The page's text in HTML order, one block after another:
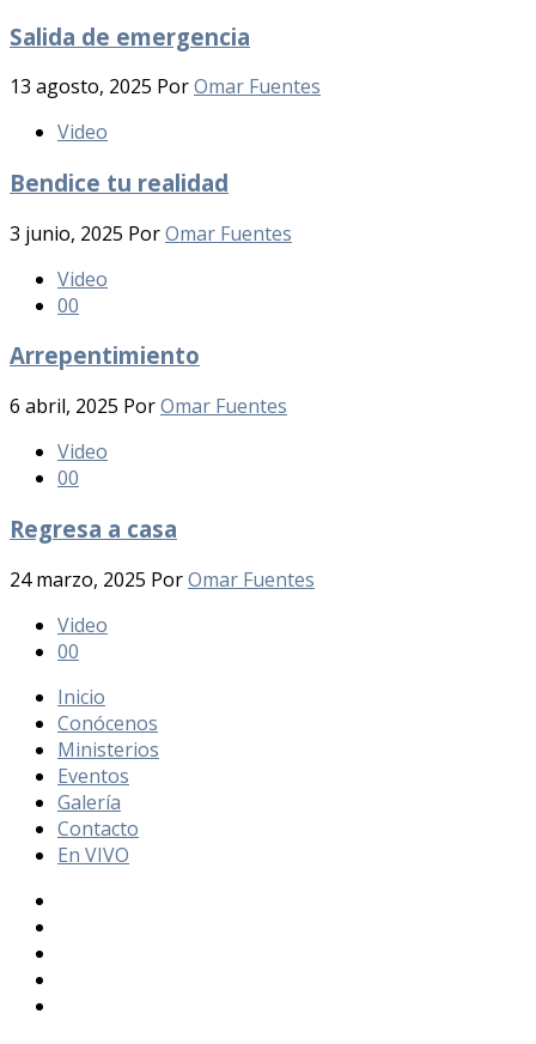
Salida de emergencia
13 agosto, 2025 PorOmar Fuentes
Video
Bendice tu realidad
3 junio, 2025 PorOmar Fuentes
Video
00
Arrepentimiento
6 abril, 2025 PorOmar Fuentes
Video
00
Regresa a casa
24 marzo, 2025 PorOmar Fuentes
Video
00
Inicio
Conócenos
Ministerios
Eventos
Galería
Contacto
En VIVO